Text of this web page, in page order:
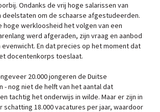
Ondanks de vrij hoge salarissen van
om de schaarse afgestudeerden.
hoge werkloosheid het volgen van een
werd afgeraden, zijn vraag en aanbod
evenwicht. En dat precies op het moment dat
docentenkorps toeslaat.
20.000 jongeren de Duitse
- nog niet de helft van het aantal dat
tachtig het onderwijs in wilde. Maar er zijn in
schatting 18.000 vacatures per jaar, waardoor